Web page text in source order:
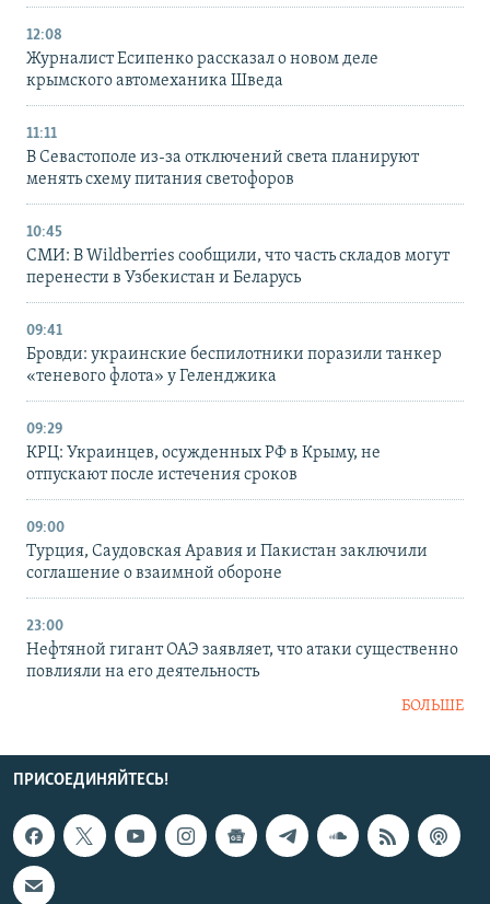
12:08
Журналист Есипенко рассказал о новом деле
крымского автомеханика Шведа
11:11
В Севастополе из-за отключений света планируют
менять схему питания светофоров
10:45
СМИ: В Wildberries сообщили, что часть складов могут
перенести в Узбекистан и Беларусь
09:41
Бровди: украинские беспилотники поразили танкер
«теневого флота» у Геленджика
09:29
КРЦ: Украинцев, осужденных РФ в Крыму, не
отпускают после истечения сроков
09:00
Турция, Саудовская Аравия и Пакистан заключили
соглашение о взаимной обороне
23:00
Нефтяной гигант ОАЭ заявляет, что атаки существенно
повлияли на его деятельность
БОЛЬШЕ
ПРИСОЕДИНЯЙТЕСЬ!